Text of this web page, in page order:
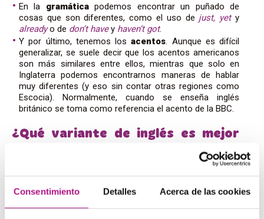
Consentimiento Detalles Acerca de las cookies
En la gramáticapodemos encontrar un puñado de
cosas que son diferentes, como el uso de just, yety
alreadyo de don’t havey haven’t got.
Y por último, tenemos losacentos . Aunque es difícil
generalizar, se suele decir que los acentos americanos
son más similares entre ellos, mientras que solo en
Inglaterra podemos encontrarnos maneras de hablar
muy diferentes (y eso sin contar otras regiones como
Escocia). Normalmente, cuando se enseña inglés
británico se toma como referencia el acento de la BBC.
¿Qué variante de inglés es mejor
Ambas variantes del inglés son perfectamente válidas y
correctas. Si alcanzas un buen nivel, no tendrás ningún
la misma que la del país en el que te encuentras.